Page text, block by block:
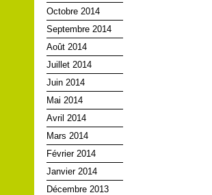
Octobre 2014
Septembre 2014
Août 2014
Juillet 2014
Juin 2014
Mai 2014
Avril 2014
Mars 2014
Février 2014
Janvier 2014
Décembre 2013